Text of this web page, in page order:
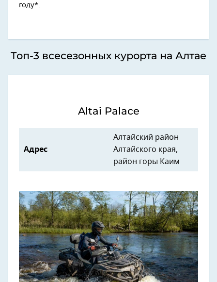
году*.
Топ-3 всесезонных курорта на Алтае
Altai Palace
Адрес
Алтайский район
Алтайского края,
район горы Каим